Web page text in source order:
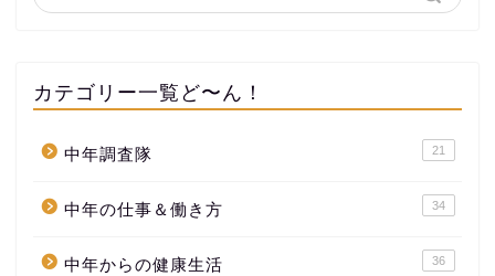
カテゴリー一覧ど〜ん！
中年調査隊 21
中年の仕事＆働き方 34
中年からの健康生活 36